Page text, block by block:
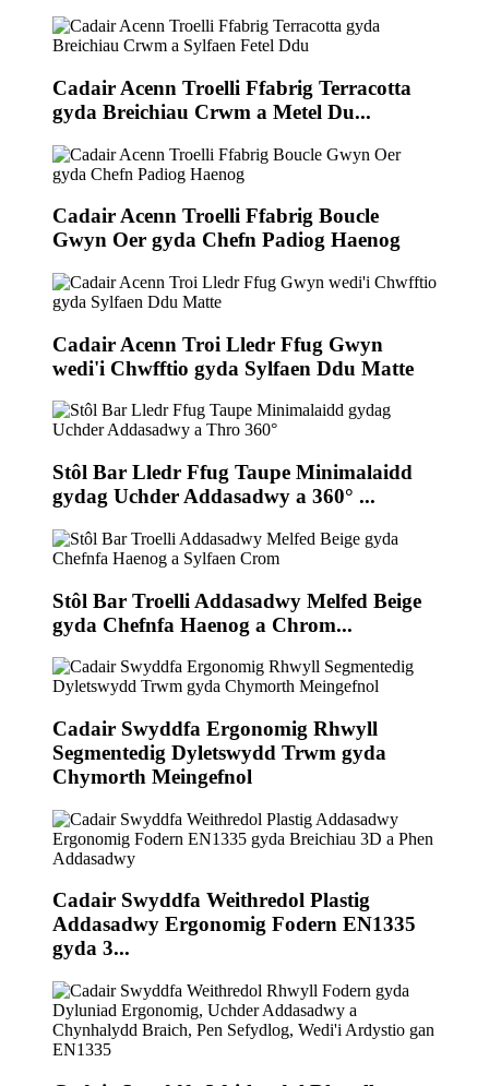
Cadair Acenn Troelli Ffabrig Terracotta
gyda Breichiau Crwm a Metel Du...
Cadair Acenn Troelli Ffabrig Boucle
Gwyn Oer gyda Chefn Padiog Haenog
Cadair Acenn Troi Lledr Ffug Gwyn
wedi'i Chwfftio gyda Sylfaen Ddu Matte
Stôl Bar Lledr Ffug Taupe Minimalaidd
gydag Uchder Addasadwy a 360° ...
Stôl Bar Troelli Addasadwy Melfed Beige
gyda Chefnfa Haenog a Chrom...
Cadair Swyddfa Ergonomig Rhwyll
Segmentedig Dyletswydd Trwm gyda
Chymorth Meingefnol
Cadair Swyddfa Weithredol Plastig
Addasadwy Ergonomig Fodern EN1335
gyda 3...